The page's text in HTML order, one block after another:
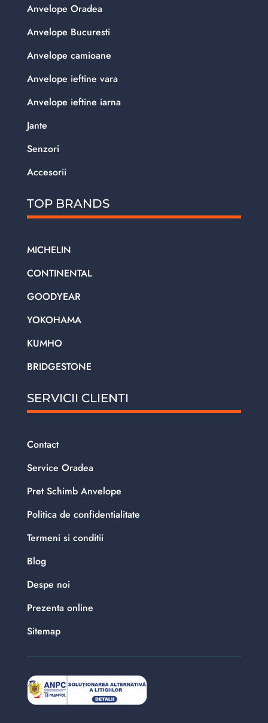
Anvelope Oradea
Anvelope Bucuresti
Anvelope camioane
Anvelope ieftine vara
Anvelope ieftine iarna
Jante
Senzori
Accesorii
TOP BRANDS
MICHELIN
CONTINENTAL
GOODYEAR
YOKOHAMA
KUMHO
BRIDGESTONE
SERVICII CLIENTI
Contact
Service Oradea
Pret Schimb Anvelope
Politica de confidentialitate
Termeni si conditii
Blog
Despe noi
Prezenta online
Sitemap